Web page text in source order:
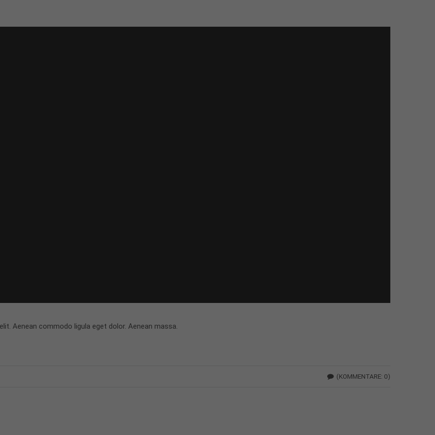
Aenean commodo ligula eget dolor. Aenean massa.
(KOMMENTARE: 0)